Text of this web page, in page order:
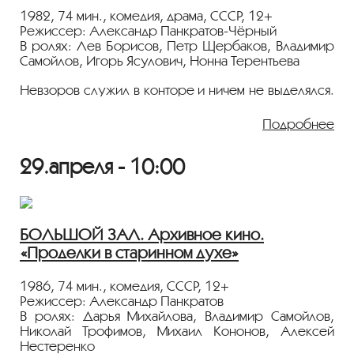
14 января 16:00КУПИТЬ БИЛЕТ
1982, 74 мин., комедия, драма, СССР, 12+
Режиссер: Александр Панкратов-Чёрный
В ролях: Лев Борисов, Петр Щербаков, Владимир
Самойлов, Игорь Ясулович, Нонна Терентьева
Невзоров служил в конторе и ничем не выделялся.
«революция» — и жизнь его круто изменилась. Он
обокрал антиквара, присвоил себе титул графа, а
Показ пройдёт с плёнки 35 мм из коллекции
Госфильмофонда России.
Лента представлена в рамках программы
«ПЕРСОНА. Александр Алов».
Подробнее
29.апреля - 10:00
БОЛЬШОЙ ЗАЛ. Архивное кино.
«Проделки в старинном духе»
1986, 74 мин., комедия, СССР, 12+
Режиссер: Александр Панкратов
В ролях: Дарья Михайлова, Владимир Самойлов,
Николай Трофимов, Михаил Кононов, Алексей
Нестеренко